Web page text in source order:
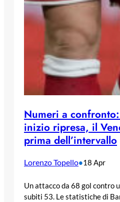
Numeri a
inizio ripresa, il
prima dell’intervallo
Lorenzo Topello•18 Apr
Un attacco da 68 gol contro
subiti 53. Le statistiche di